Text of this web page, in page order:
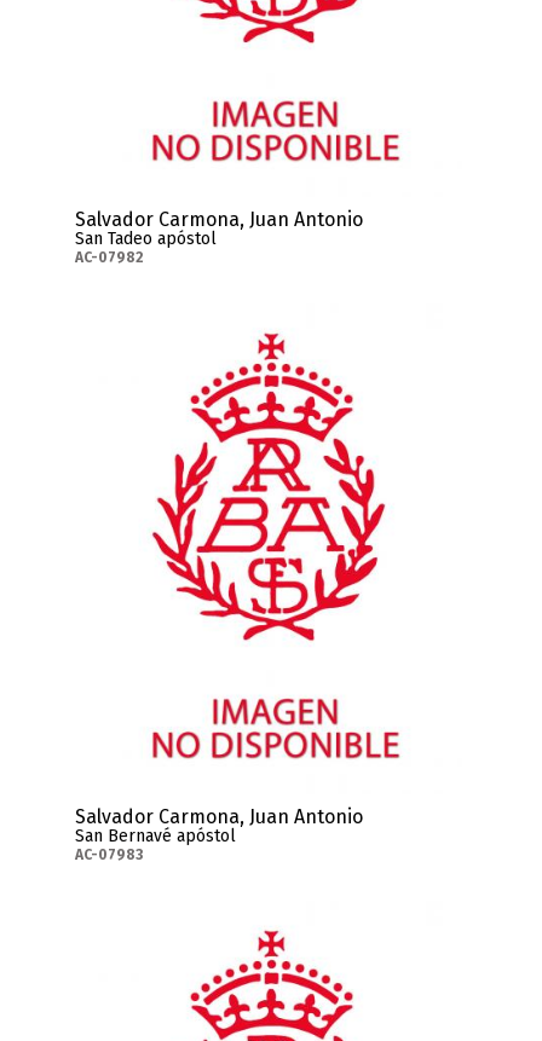
Salvador Carmona, Juan Antonio
San Tadeo apóstol
AC-07982
Salvador Carmona, Juan Antonio
San Bernavé apóstol
AC-07983